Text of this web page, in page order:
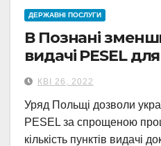
ДЕРЖАВНІ ПОСЛУГИ
В Познані
видачі PESEL
КВІ 26, 2022
Уряд Польщі дозволи
PESEL за спрощеною
кількість пунктів видачі